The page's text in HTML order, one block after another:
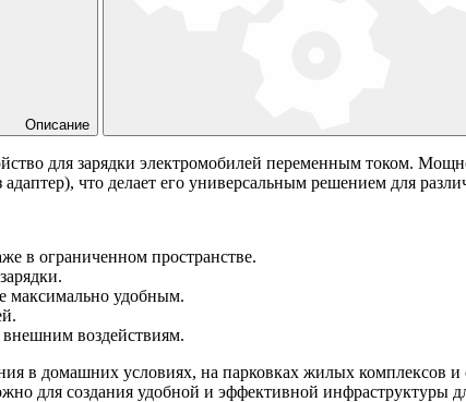
Описание
для зарядки электромобилей переменным током.
что делает его универсальным решением для
в ограниченном пространстве.
максимально удобным.
внешним воздействиям.
в домашних условиях, на парковках жилых комплексов
для создания удобной и эффективной